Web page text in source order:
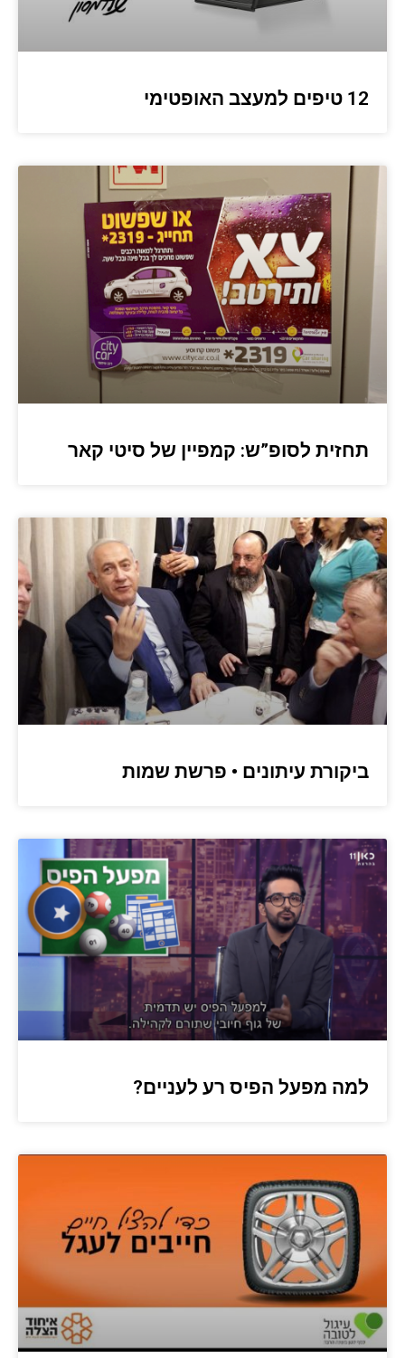
12 טיפים למעצב האופטימי
תחזית לסופ”ש: קמפיין של סיטי קאר
ביקורת עיתונים • פרשת שמות
למה מפעל הפיס רע לעניים?